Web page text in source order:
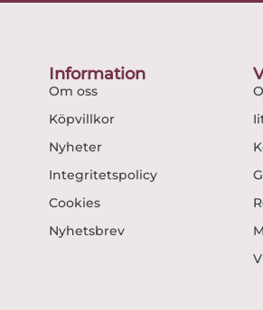
Information
Om oss
Köpvillkor
Nyheter
Integritetspolicy
Cookies
Nyhetsbrev